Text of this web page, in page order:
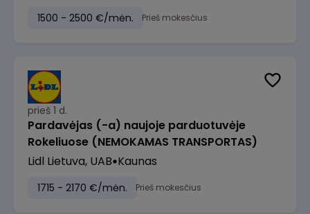
1500 - 2500 €/mėn. Prieš mokesčius
prieš 1 d.
Pardavėjas (-a) naujoje parduotuvėje
Rokeliuose (NEMOKAMAS TRANSPORTAS)
Lidl Lietuva, UAB Kaunas
1715 - 2170 €/mėn. Prieš mokesčius